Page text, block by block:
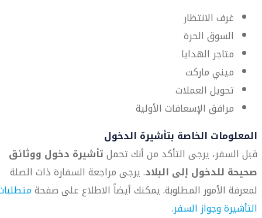
غرف الانتظار
السوق الحرة
متاجر الهدايا
ميني ماركت
تحويل العملات
مرافق الإسعافات الأولية
المعلومات الخاصة بتأشيرة الدخول
قبل السفر، يرجى التأكد من أنك تحملتأشيرة دخول ووثائق
صحيحة للدخول إلى البلاد. يرجى مراجعة السفارة ذات الصلة
لمعرفة الأمور المطلوبة. يمكنك أيضاً الاطلاع على صفحة
التأشيرة وجواز السفر.